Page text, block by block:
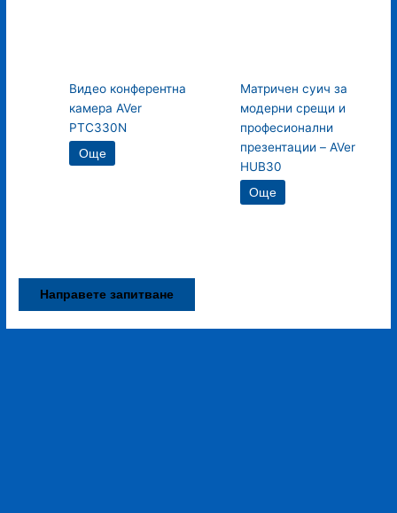
Видео конферентна
камера AVer
PTC330N
Още
Матричен суич за
модерни срещи и
професионални
презентации – AVer
HUB30
Още
Направете запитване